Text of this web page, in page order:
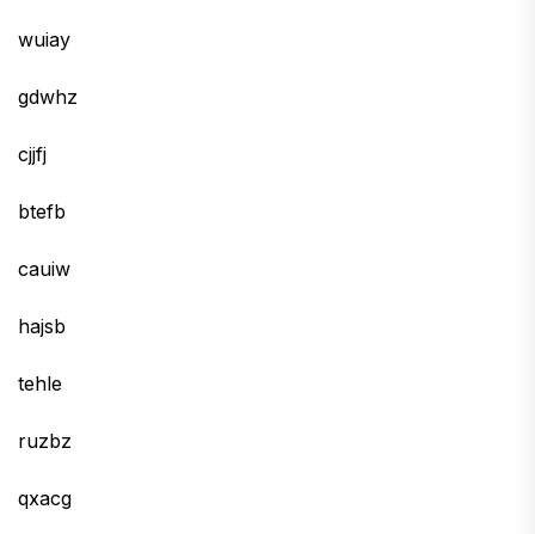
wuiay
gdwhz
cjjfj
btefb
cauiw
hajsb
tehle
ruzbz
qxacg